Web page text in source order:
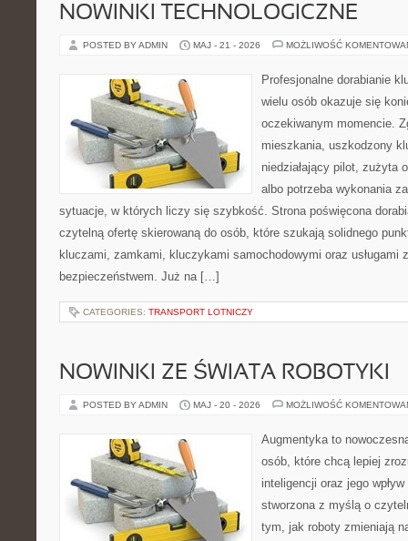
NOWINKI TECHNOLOGICZNE
POSTED BY ADMIN MAJ - 21 - 2026 MOŻLIWOŚĆ
Profesjonalne dorabianie
wielu osób okazuje się
oczekiwanym momencie.
mieszkania, uszkodzony
niedziałający pilot, zużyta
albo potrzeba wykonania
sytuacje, w których liczy się szybkość. Strona poświęcona
czytelną ofertę skierowaną do osób, które szukają solidnego
kluczami, zamkami, kluczykami samochodowymi oraz usługami
bezpieczeństwem. Już na […]
CATEGORIES: TRANSPORT LOTNICZY
NOWINKI ZE ŚWIATA ROBOTYKI
POSTED BY ADMIN MAJ - 20 - 2026 MOŻLIWOŚĆ
Augmentyka to
osób, które chcą lepiej
inteligencji oraz jego
stworzona z myślą o
tym, jak roboty zmieniają